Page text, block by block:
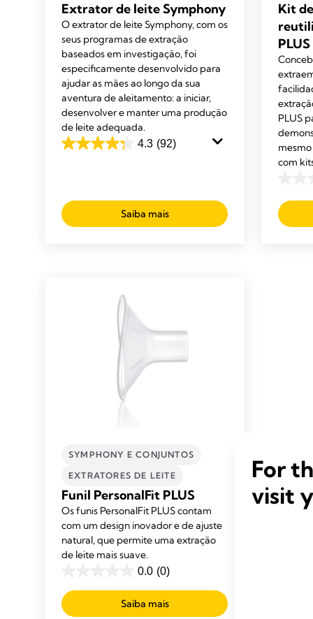
Extrator de leite Symphony
O extrator de leite Symphony, com os
seus programas de extração
baseados em investigação, foi
especificamente desenvolvido para
ajudar as mães ao longo da sua
aventura de aleitamento: a iniciar,
desenvolver e manter uma produção
de leite adequada.
4.3 (92)
4.3
estrelas.
92
Saiba mais
Kit
PLUS
com
em
5
SYMPHONY E CONJUNTOS
EXTRATORES DE LEITE​
Funil PersonalFit PLUS
Os funis PersonalFit PLUS contam
com um design inovador e de ajuste
natural, que permite uma extração
de leite mais suave.
0.0 (0)
em
5
Saiba mais
For
visit